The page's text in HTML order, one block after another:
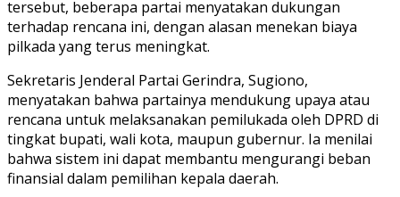
tersebut, beberapa partai menyatakan dukungan
terhadap rencana ini, dengan alasan menekan biaya
pilkada yang terus meningkat.
Sekretaris Jenderal Partai Gerindra, Sugiono,
menyatakan bahwa partainya mendukung upaya atau
rencana untuk melaksanakan pemilukada oleh DPRD di
tingkat bupati, wali kota, maupun gubernur. Ia menilai
bahwa sistem ini dapat membantu mengurangi beban
finansial dalam pemilihan kepala daerah.